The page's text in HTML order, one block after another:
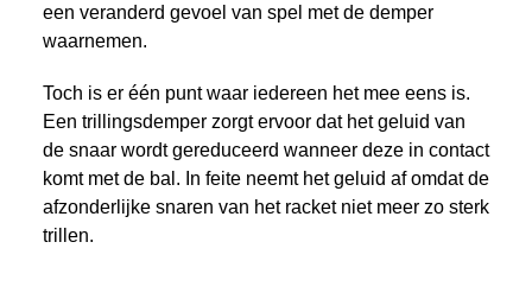
een veranderd gevoel van spel met de demper
waarnemen.
Toch is er één punt waar iedereen het mee eens is.
Een trillingsdemper zorgt ervoor dat het geluid van
de snaar wordt gereduceerd wanneer deze in contact
komt met de bal. In feite neemt het geluid af omdat de
afzonderlijke snaren van het racket niet meer zo sterk
trillen.